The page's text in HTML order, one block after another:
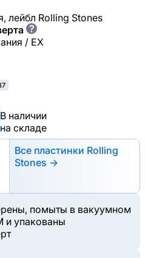
лейбл Rolling Stones
?
/ EX
В наличии
на складе
Все пластинки Rolling
Stones →
помыты в вакуумном
и упакованы